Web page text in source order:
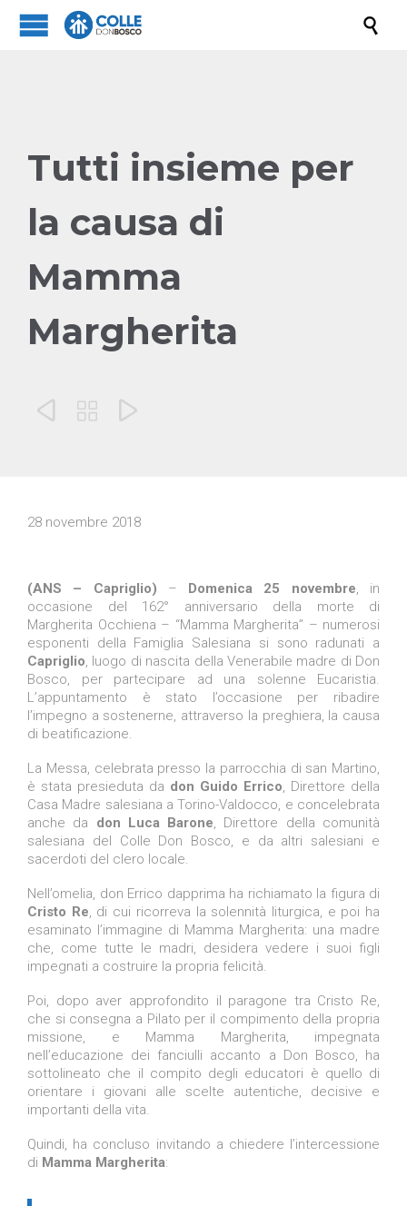

Tutti insieme per
la causa di
Mamma
Margherita
  
28 novembre 2018
(ANS – Capriglio) – Domenica 25 novembre, in
occasione del 162° anniversario della morte di
Margherita Occhiena – “Mamma Margherita” – numerosi
esponenti della Famiglia Salesiana si sono radunati a
Capriglio, luogo di nascita della Venerabile madre di Don
Bosco, per partecipare ad una solenne Eucaristia.
L’appuntamento è stato l’occasione per ribadire
l’impegno a sostenerne, attraverso la preghiera, la causa
di beatificazione.
La Messa, celebrata presso la parrocchia di san Martino,
è stata presieduta da don Guido Errico, Direttore della
Casa Madre salesiana a Torino-Valdocco, e concelebrata
anche da don Luca Barone, Direttore della comunità
salesiana del Colle Don Bosco, e da altri salesiani e
sacerdoti del clero locale.
Nell’omelia, don Errico dapprima ha richiamato la figura di
Cristo Re, di cui ricorreva la solennità liturgica, e poi ha
esaminato l’immagine di Mamma Margherita: una madre
che, come tutte le madri, desidera vedere i suoi figli
impegnati a costruire la propria felicità.
Poi, dopo aver approfondito il paragone tra Cristo Re,
che si consegna a Pilato per il compimento della propria
missione, e Mamma Margherita, impegnata
nell’educazione dei fanciulli accanto a Don Bosco, ha
sottolineato che il compito degli educatori è quello di
orientare i giovani alle scelte autentiche, decisive e
importanti della vita.
Quindi, ha concluso invitando a chiedere l’intercessione
di Mamma Margherita: